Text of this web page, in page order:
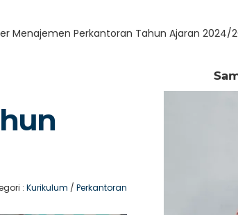
Menajemen Perkantoran Tahun Ajaran 2024/
:Kurikulum /Perkantoran